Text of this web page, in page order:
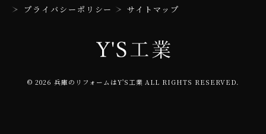
プライバシーポリシー サイトマップ
© 2026 兵庫のリフォームはY'S工業 ALL RIGHTS RESERVED.